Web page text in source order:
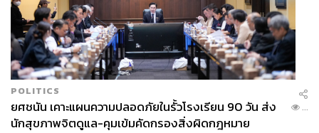
POLITICS
ยศชนัน เคาะแผนความปลอดภัยในรั้วโรงเรียน 90 วัน ส่ง
นักสุขภาพจิตดูแล-คุมเข้มคัดกรองสิ่งผิดกฎหมาย
...